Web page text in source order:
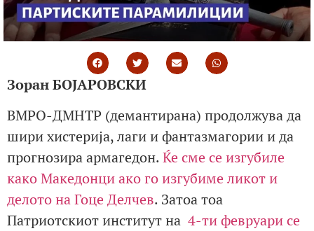
Зоран БОЈАРОВСКИ
ВМРО-ДМНТР (демантирана) продолжува да
шири хистерија, лаги и фантазмагории и да
прогнозира армагедон.Ќе сме се изгубиле
како Македонци ако го изгубиме ликот и
делото на Гоце Делчев. Затоа тоа
Патриотскиот институт на 4-ти февруари се